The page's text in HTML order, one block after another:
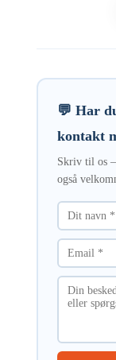
💬 Har
kontakt
Skriv til os
også